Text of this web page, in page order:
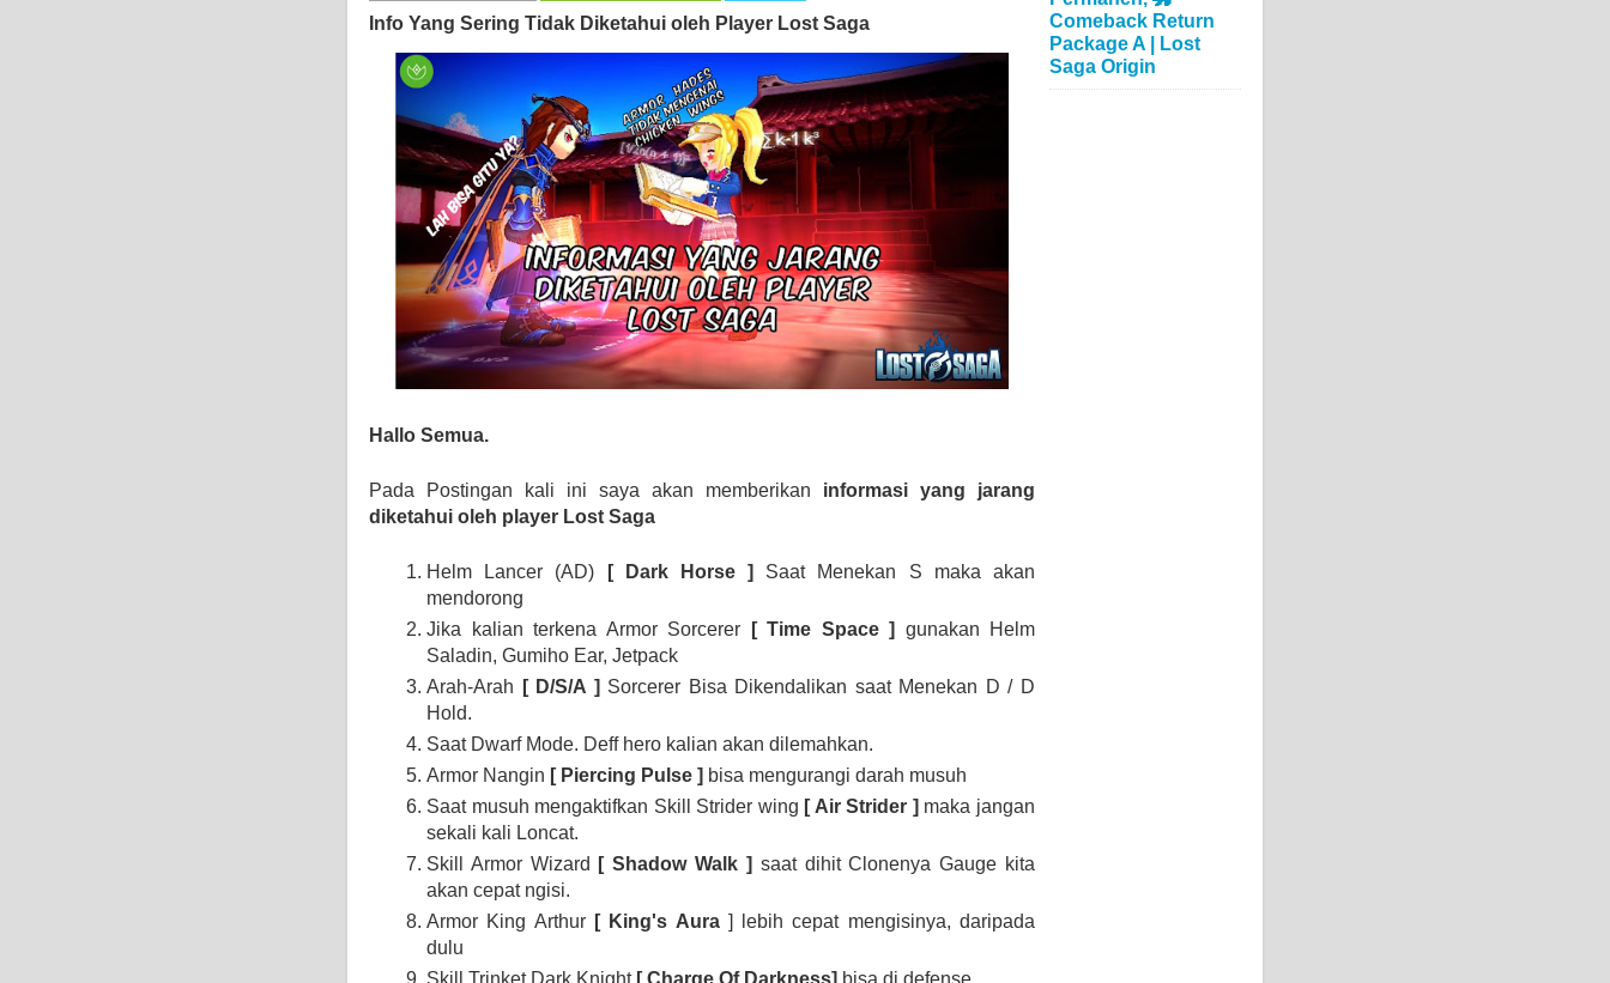
Info Yang Sering Tidak Diketahui oleh Player Lost Saga
Hallo Semua.
Pada Postingan kali ini saya akan memberikan informasi yang jarang
diketahui oleh player Lost Saga
Helm Lancer (AD) [ Dark Horse ]
Saat Menekan S maka akan
mendorong
Jika kalian terkena Armor Sorcerer
[ Time Space ]
gunakan Helm
Saladin, Gumiho Ear, Jetpack
Arah-Arah
[ D/S/A ] Sorcerer Bisa Dikendalikan saat Menekan D / D
Hold.
Saat Dwarf Mode. Deff hero kalian akan dilemahkan.
Armor Nangin [ Piercing Pulse ] bisa mengurangi darah musuh
Saat musuh mengaktifkan Skill Strider wing [ Air Strider ] maka jangan
sekali kali Loncat.
Skill Armor Wizard
[ Shadow Walk ] saat dihit Clonenya Gauge kita
akan cepat ngisi.
Armor King Arthur [ King's Aura ] lebih cepat mengisinya, daripada
dulu
Skill Trinket Dark Knight [ Charge Of Darkness] bisa di defense.
Comeback Return
Package A | Lost
Saga Origin